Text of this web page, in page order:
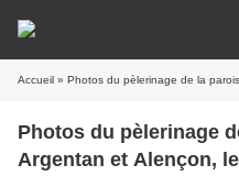
Accueil » Photos du pèlerinage de la paroisse
Photos du pèlerinage de la
Argentan et Alençon,